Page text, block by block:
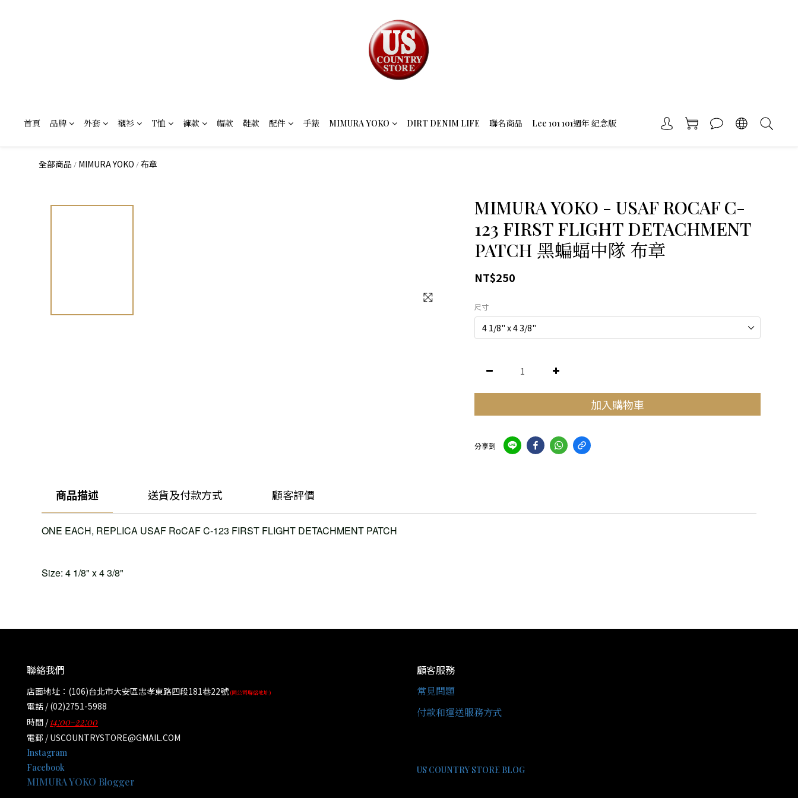
首頁 品牌 外套 襯衫 T恤 褲款 帽款 鞋款 配件 手錶 MIMURA YOKO DIRT DENIM LIFE 聯名商品 Lee 101 101週年 紀念版
全部商品 / MIMURA YOKO /布章
MIMURA YOKO - USAF ROCAF C-
123 FIRST FLIGHT DETACHMENT
PATCH 黑蝙蝠中隊 布章
NT$250
尺寸
加入購物車
分享到
商品描述 送貨及付款方式 顧客評價
ONE EACH, REPLICA USAF RoCAF C-123 FIRST FLIGHT DETACHMENT PATCH
Size: 4 1/8" x 4 3/8"
聯絡我們
店面地址：(106)台北市大安區忠孝東路四段181巷22號(同公司聯絡地址)
電話 / (02)2751-5988
時間 /14:00-22:00
電郵 / USCOUNTRYSTORE@GMAIL.COM
Instagram
Facebook
MIMURA YOKO Blogger
顧客服務
常見問題
付款和運送服務方式
US COUNTRY STORE BLOG